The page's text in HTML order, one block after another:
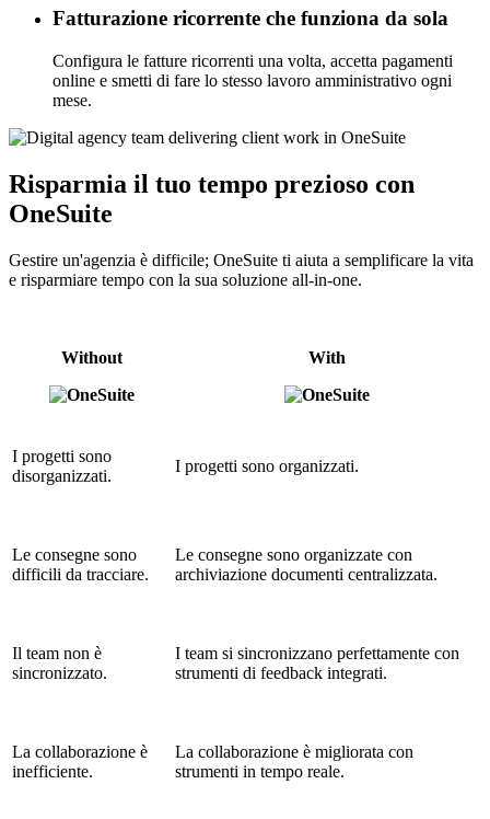
Fatturazione ricorrente che funziona da sola
Configura le fatture ricorrenti una volta, accetta pagamenti
online e smetti di fare lo stesso lavoro amministrativo ogni
mese.
Risparmia il tuo tempo prezioso con
OneSuite
Gestire un'agenzia è difficile; OneSuite ti aiuta a semplificare la vita
e risparmiare tempo con la sua soluzione all-in-one.
Without With
I progetti sono
disorganizzati.
I progetti sono organizzati.
Le consegne sono
difficili da tracciare.
Le consegne sono organizzate con
archiviazione documenti centralizzata.
Il team non è
sincronizzato.
I team si sincronizzano perfettamente con
strumenti di feedback integrati.
La collaborazione è
inefficiente.
La collaborazione è migliorata con
strumenti in tempo reale.